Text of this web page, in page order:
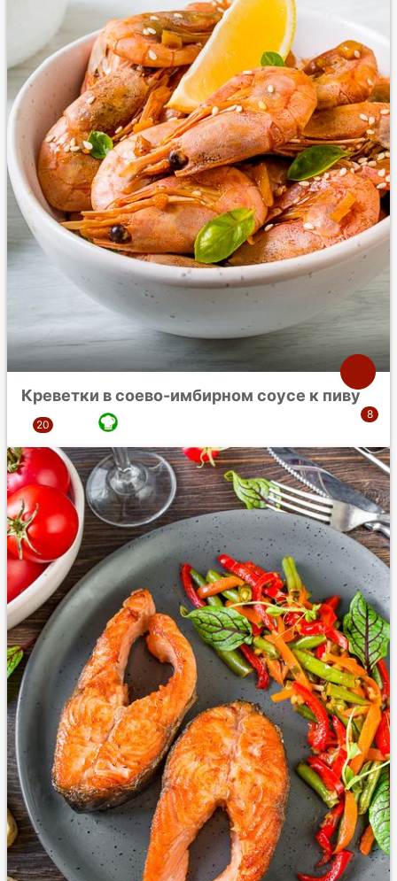
Креветки в соево-имбирном соусе к пиву